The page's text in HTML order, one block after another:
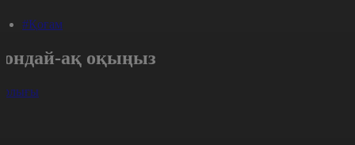
#Қоғам
ақ оқыңыз